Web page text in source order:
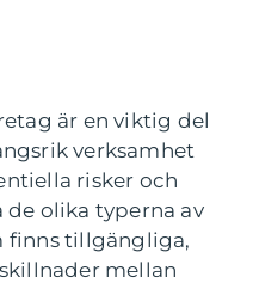
är en viktig del
verksamhet
risker och
de olika typerna av
finns tillgängliga,
mellan